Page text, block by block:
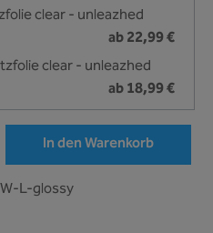
clear - unleazhed
ab 22,99 €
clear - unleazhed
ab 18,99 €
In den Warenkorb
L-glossy